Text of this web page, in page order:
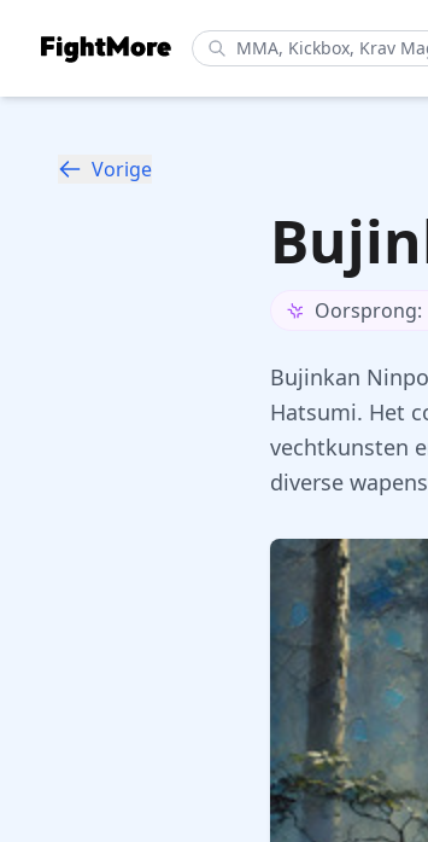
FightMore
Vorige
Oorsprong:
Bujinkan
Hatsumi. Het
vechtkunsten
diverse